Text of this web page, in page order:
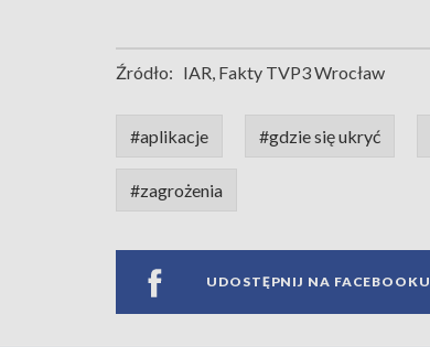
Źródło: IAR, Fakty TVP3 Wrocław
#aplikacje #gdzie się ukryć
#zagrożenia
UDOSTĘPNIJ NA FACEBOOKU